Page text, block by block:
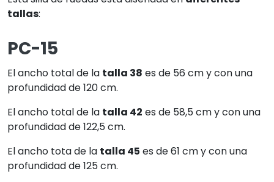
tallas:
PC-15
El ancho total de la talla 38 es de 56 cm y con una
profundidad de 120 cm.
El ancho total de la talla 42 es de 58,5 cm y con una
profundidad de 122,5 cm.
El ancho tota de la talla 45 es de 61 cm y con una
profundidad de 125 cm.